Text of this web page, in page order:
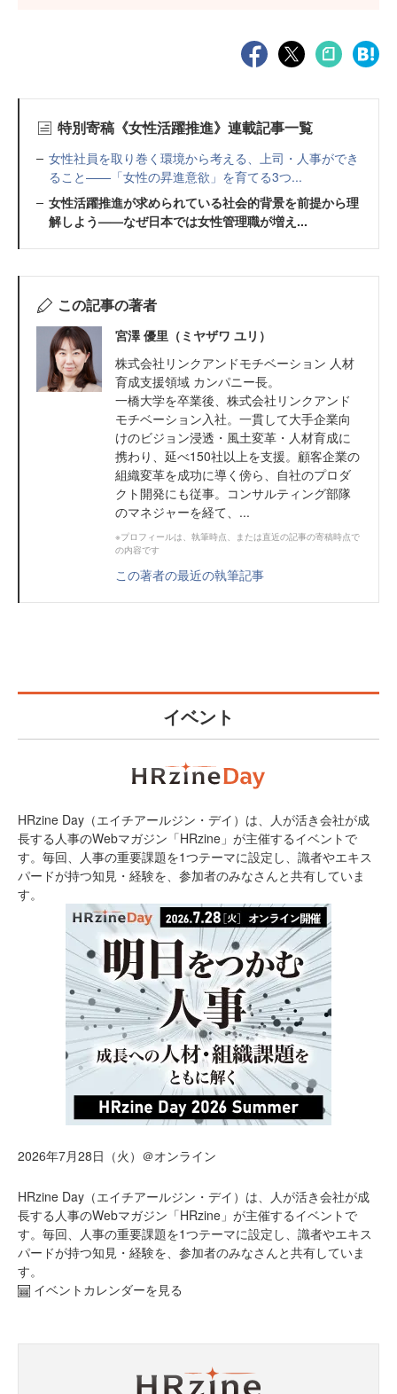
特別寄稿《女性活躍推進》連載記事一覧
女性社員を取り巻く環境から考える、上司・人事ができ
ること——「女性の昇進意欲」を育てる3つ...
女性活躍推進が求められている社会的背景を前提から理
解しよう——なぜ日本では女性管理職が増え...
この記事の著者
宮澤 優里（ミヤザワ ユリ）
株式会社リンクアンドモチベーション 人材
育成支援領域 カンパニー長。
一橋大学を卒業後、株式会社リンクアンド
モチベーション入社。一貫して大手企業向
けのビジョン浸透・風土変革・人材育成に
携わり、延べ150社以上を支援。顧客企業の
組織変革を成功に導く傍ら、自社のプロダ
クト開発にも従事。コンサルティング部隊
のマネジャーを経て、...
※プロフィールは、執筆時点、または直近の記事の寄稿時点で
の内容です
この著者の最近の執筆記事
イベント
HRzine Day（エイチアールジン・デイ）は、人が活き会社が成
長する人事のWebマガジン「HRzine」が主催するイベントで
す。毎回、人事の重要課題を1つテーマに設定し、識者やエキス
パードが持つ知見・経験を、参加者のみなさんと共有していま
す。
2026年7月28日（火）＠オンライン
HRzine Day（エイチアールジン・デイ）は、人が活き会社が成
長する人事のWebマガジン「HRzine」が主催するイベントで
す。毎回、人事の重要課題を1つテーマに設定し、識者やエキス
パードが持つ知見・経験を、参加者のみなさんと共有していま
す。
イベントカレンダーを見る